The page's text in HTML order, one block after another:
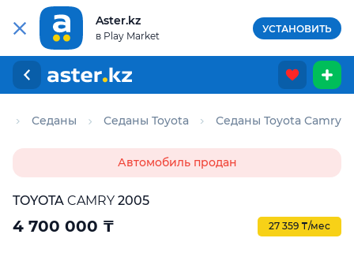
Aster.kz
в Play Market
УСТАНОВИТЬ
Седаны Седаны Toyota Седаны Toyota Camry
Автомобиль продан
TOYOTA CAMRY 2005
4 700 000 ₸ 27 359 ₸/мес